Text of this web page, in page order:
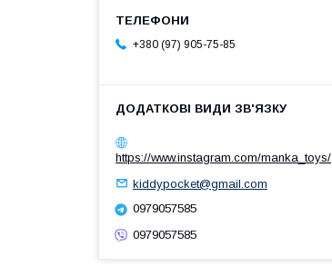
+380 (97) 905-75-85
https://www.instagram.com/manka_toys/
kiddypocket@gmail.com
0979057585
0979057585